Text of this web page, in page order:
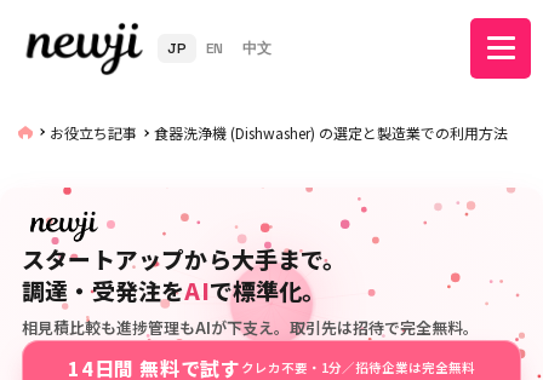
JP EN 中文
お役立ち記事 食器洗浄機 (Dishwasher) の選定と製造業での利用方法
スタートアップから大手まで。
調達・受発注をAIで標準化。
相見積比較も進捗管理もAIが下支え。取引先は招待で完全無料。
14日間 無料で試す クレカ不要・1分／招待企業は完全無料